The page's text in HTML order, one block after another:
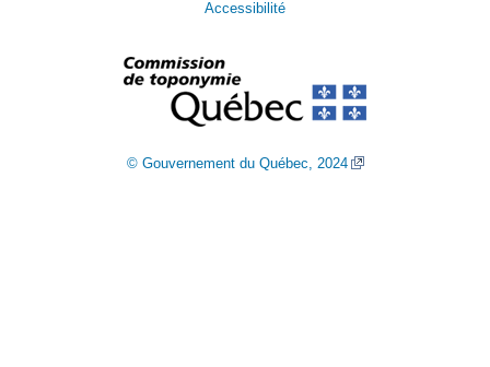
Accessibilité
© Gouvernement du Québec, 2024